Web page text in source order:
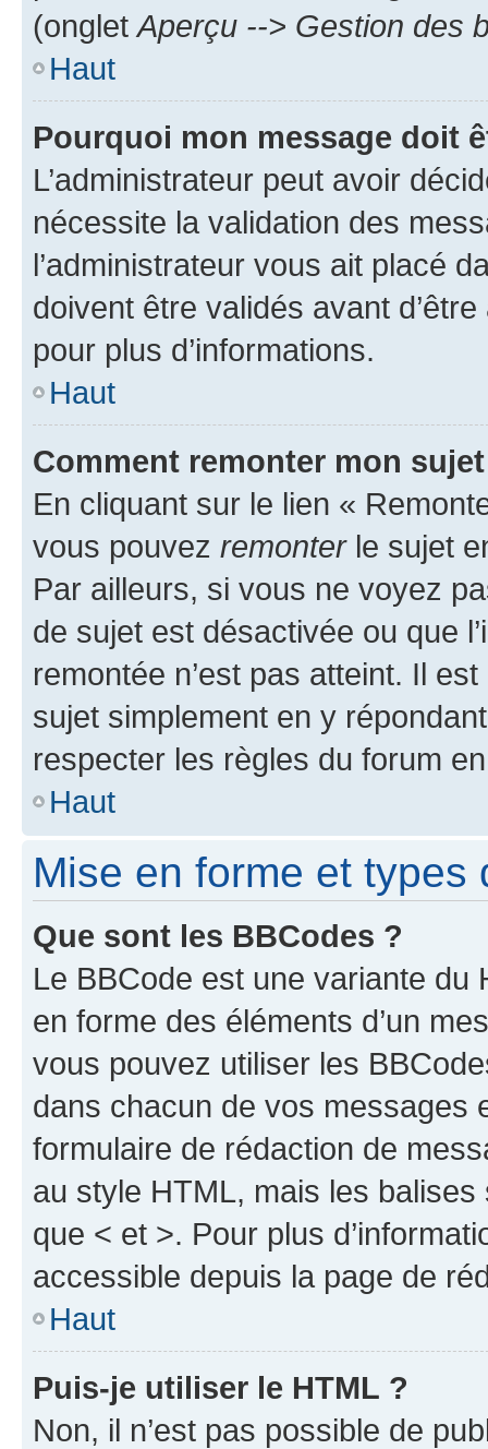
(onglet Aperçu --> Gestion des
Haut
Pourquoi mon message doit
L’administrateur peut avoir
nécessite la validation des
l’administrateur vous ait placé
doivent être validés avant
pour plus d’informations.
Haut
Comment remonter mon
En cliquant sur le lien «
vous pouvez remonterle sujet
Par ailleurs, si vous ne voyez
de sujet est désactivée ou que
remontée n’est pas atteint. Il
sujet simplement en y
respecter les règles du forum
Haut
Mise en forme et types
Que sont les BBCodes ?
Le BBCode est une variante du
en forme des éléments d’un
vous pouvez utiliser les
dans chacun de vos messages
formulaire de rédaction de
au style HTML, mais les
que < et >. Pour plus
accessible depuis la page de
Haut
Puis-je utiliser le HTML ?
Non, il n’est pas possible de